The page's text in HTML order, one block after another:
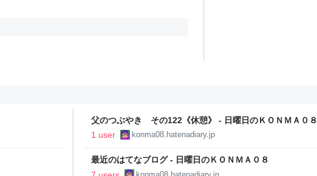
父のつぶやき その122《休憩》 - 日曜日のＫＯＮＭＡ０８
1 user
konma08.hatenadiary.jp
最近のはてなブログ - 日曜日のＫＯＮＭＡ０８